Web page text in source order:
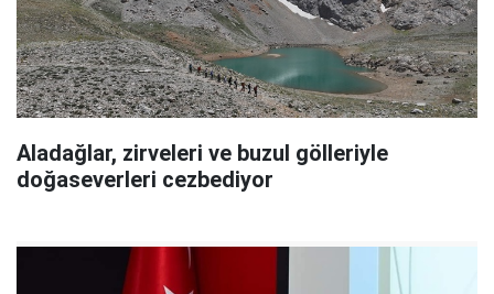
Aladağlar, zirveleri ve buzul gölleriyle
doğaseverleri cezbediyor